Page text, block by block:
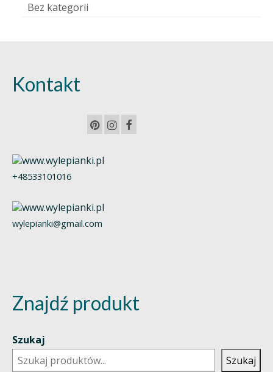
Bez kategorii
Kontakt
+48533101016
wylepianki@gmail.com
Znajdź produkt
Szukaj
Szukaj